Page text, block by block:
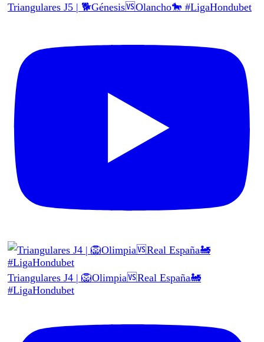
Triangulares J5 | 🐕Génesis🆚Olancho🐎 #LigaHondubet
Triangulares J4 | 🦁Olimpia🆚Real España🚂
#LigaHondubet